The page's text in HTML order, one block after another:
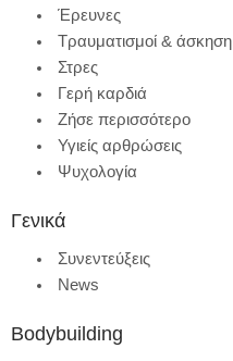
Έρευνες
Τραυματισμοί & άσκηση
Στρες
Γερή καρδιά
Ζήσε περισσότερο
Υγιείς αρθρώσεις
Ψυχολογία
Γενικά
Συνεντεύξεις
News
Bodybuilding